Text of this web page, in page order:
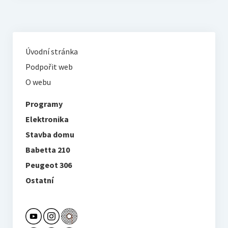
Úvodní stránka
Podpořit web
O webu
Programy
Elektronika
Stavba domu
Babetta 210
Peugeot 306
Ostatní